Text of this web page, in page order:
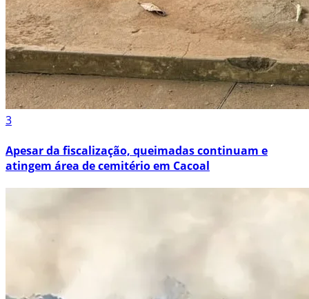
3
Apesar da fiscalização, queimadas continuam e
atingem área de cemitério em Cacoal